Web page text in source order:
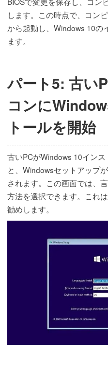
します。この時点で、コン
から起動し、Windows 10の
ます。
パート5: 古い
コンに
トールを開始
古いPCがWindows 10イン
と、Windowsセットアップ
されます。この画面では、
方法を選択できます。これ
勧めします。